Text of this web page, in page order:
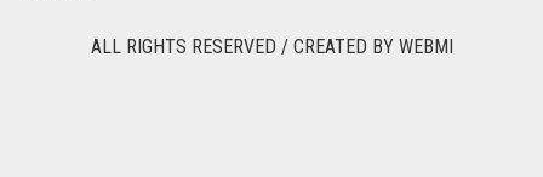
ALL RIGHTS RESERVED / CREATED BY WEBMI